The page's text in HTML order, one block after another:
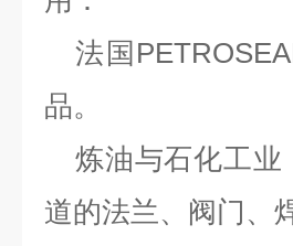
法国
品。
炼油与石化工业
道的法兰、阀门、